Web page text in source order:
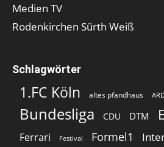
Medien TV
Rodenkirchen Sürth Weiß
Schlagwörter
1.FC Köln altes pfandhaus
Bundesliga CDU DTM
Ferrari Festival Formel1